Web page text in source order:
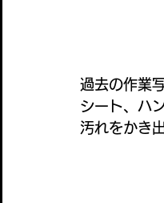
過去の作業
シート、ハ
汚れをかき